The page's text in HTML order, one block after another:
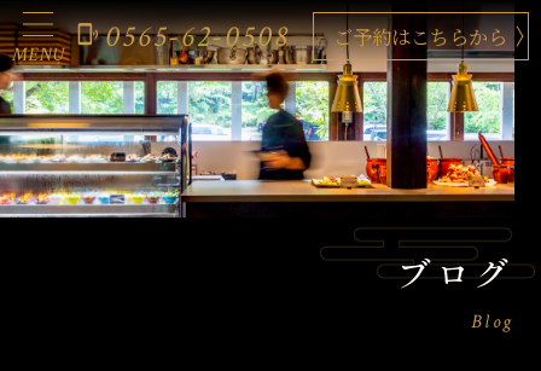
ブログ
Blog
MENU
phonelink_ring 0565-62-0508 ご予約はこちらから